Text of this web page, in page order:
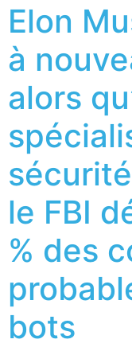
Elon
à
alors
le FBI
% des
bots